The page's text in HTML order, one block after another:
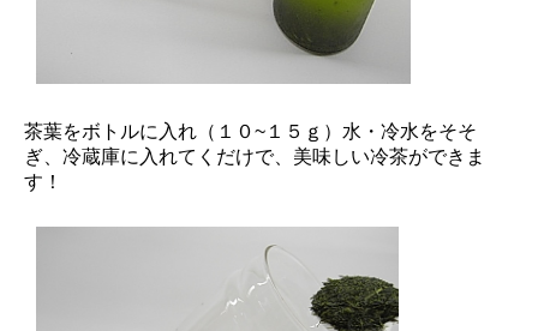
茶葉をボトルに入れ（１０~１５ｇ）水・冷水をそそ
ぎ、冷蔵庫に入れてくだけで、美味しい冷茶ができま
す！